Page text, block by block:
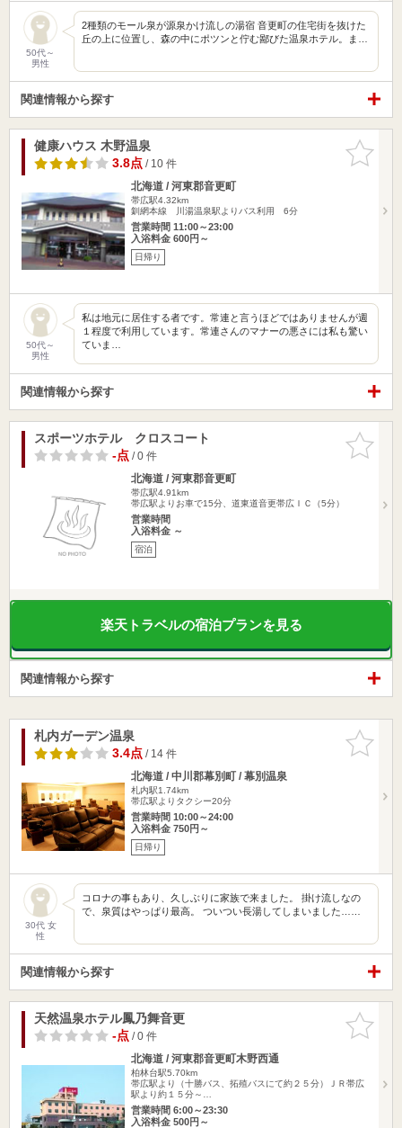
50代～
男性
2種類のモール泉が源泉かけ流しの湯宿 音更町の住宅街を抜けた
丘の上に位置し、森の中にポツンと佇む鄙びた温泉ホテル。ま…
関連情報から探す
お気に入
りに追加
健康ハウス 木野温泉
3.8点/ 10 件
北海道 / 河東郡音更町
帯広駅4.32km
釧網本線 川湯温泉駅よりバス利用 6分
営業時間 11:00～23:00
入浴料金 600円～
日帰り
50代～
男性
私は地元に居住する者です。常連と言うほどではありませんが週
１程度で利用しています。常連さんのマナーの悪さには私も驚い
ていま…
関連情報から探す
お気に入
りに追加
スポーツホテル クロスコート
-点/ 0 件
北海道 / 河東郡音更町
帯広駅4.91km
帯広駅よりお車で15分、道東道音更帯広ＩＣ（5分）
営業時間
入浴料金 ～
宿泊
楽天トラベルの宿泊プランを見る
関連情報から探す
お気に入
りに追加
札内ガーデン温泉
3.4点/ 14 件
北海道 / 中川郡幕別町 / 幕別温泉
札内駅1.74km
帯広駅よりタクシー20分
営業時間 10:00～24:00
入浴料金 750円～
日帰り
30代 女
性
コロナの事もあり、久しぶりに家族で来ました。 掛け流しなの
で、泉質はやっぱり最高。 ついつい長湯してしまいました……
関連情報から探す
お気に入
りに追加
天然温泉ホテル鳳乃舞音更
-点/ 0 件
北海道 / 河東郡音更町木野西通
柏林台駅5.70km
帯広駅より（十勝バス、拓殖バスにて約２５分）ＪＲ帯広
駅より約１５分～…
営業時間 6:00～23:30
入浴料金 500円～